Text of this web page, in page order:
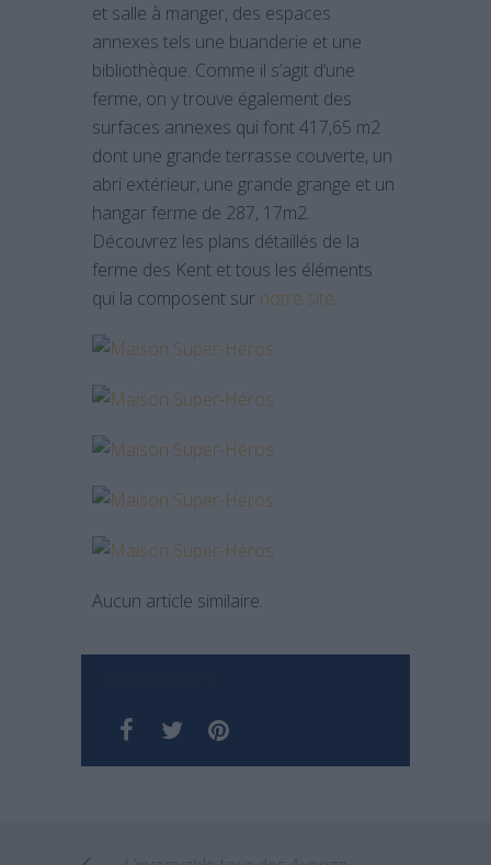
et salle à manger, des espaces
annexes tels une buanderie et une
bibliothèque. Comme il s’agit d’une
ferme, on y trouve également des
surfaces annexes qui font 417,65 m2
dont une grande terrasse couverte, un
abri extérieur, une grande grange et un
hangar ferme de 287, 17m2.
Découvrez les plans détaillés de la
ferme des Kent et tous les éléments
qui la composent sur notre site.
Aucun article similaire.